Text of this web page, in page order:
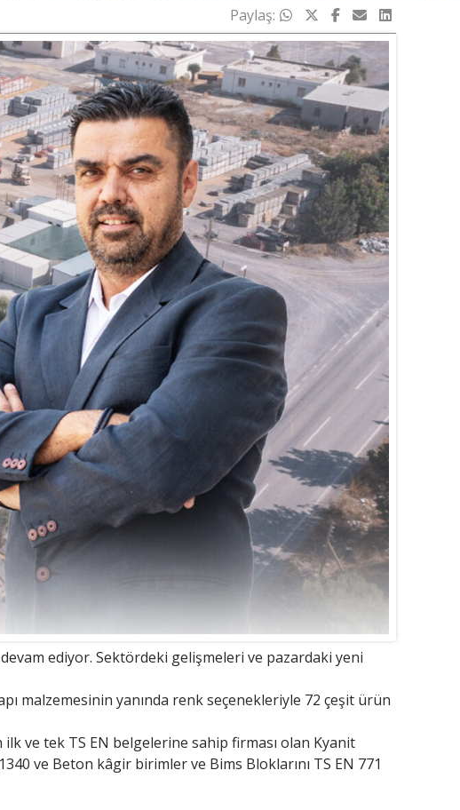
Paylaş:
ediyor. Sektördeki gelişmeleri ve pazardaki yeni
malzemesinin yanında renk seçenekleriyle 72 çeşit ürün
ve tek TS EN belgelerine sahip firması olan Kyanit
ve Beton kâgir birimler ve Bims Bloklarını TS EN 771